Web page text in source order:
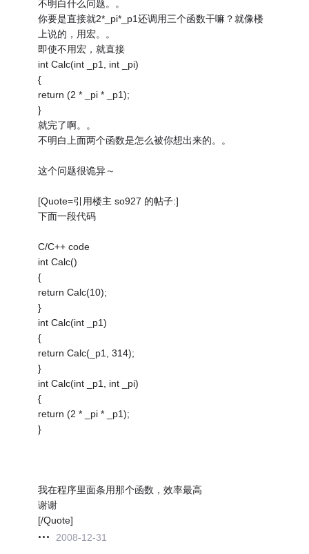
不明白什么问题。。
你要是直接就2*_pi*_p1还调用三个函数干嘛？就像楼
上说的，用宏。。
即使不用宏，就直接
int Calc(int _p1, int _pi)
{
return (2 * _pi * _p1);
}
就完了啊。。
不明白上面两个函数是怎么被你想出来的。。
这个问题很诡异～
[Quote=引用楼主 so927 的帖子:]
下面一段代码
C/C++ code
int Calc()
{
return Calc(10);
}
int Calc(int _p1)
{
return Calc(_p1, 314);
}
int Calc(int _p1, int _pi)
{
return (2 * _pi * _p1);
}
我在程序里面条用那个函数，效率最高
谢谢
[/Quote]
2008-12-31